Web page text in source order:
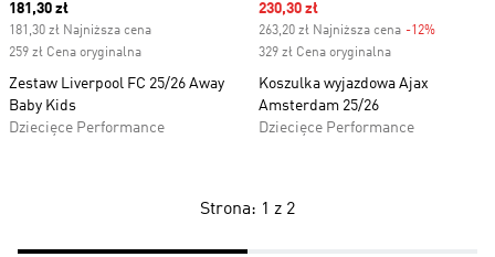
Current price
181,30 zł
181,30 zł Najniższa cena
259 zł Cena oryginalna
Zestaw Liverpool FC 25/26 Away
Baby Kids
Dziecięce Performance
Sale price
230,30 zł
263,20 zł Najniższa cena -12%
329 zł Cena oryginalna
Koszulka wyjazdowa Ajax
Amsterdam 25/26
Dziecięce Performance
Strona: 1 z 2